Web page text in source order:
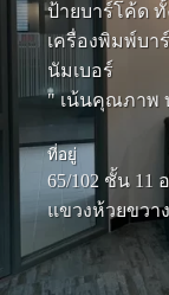
ป้ายบาร์โค้ด
เครื่องพิมพ์บา
นัมเบอร์
" เน้นคุณภาพ
ที่อยู่
65/102 ชั้น
แขวงห้วยขวา